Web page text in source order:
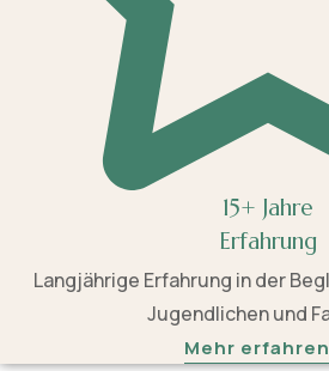
15+ Jahre
Erfahrung
Langjährige Erfahrung in der
Jugendlichen und
Mehr erfahren